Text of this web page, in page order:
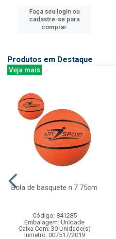
Faça seu login ou
cadastre-se para
comprar.
Produtos em Destaque
Veja mais
Bola de basquete n.7 75cm
Código: 841285
Embalagem: Unidade
Caixa Com: 30 Unidade(s)
Inmetro: 007517/2019